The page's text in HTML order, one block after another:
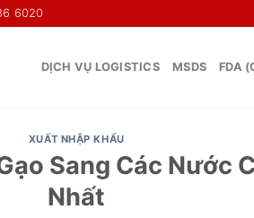
6020
DỊCH VỤ LOGISTICS MSDS FDA
XUẤT NHẬP KHẨU
Sang Các Nước
Nhất